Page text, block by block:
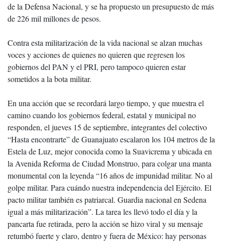
de la Defensa Nacional, y se ha propuesto un presupuesto de más
de 226 mil millones de pesos.
Contra esta militarización de la vida nacional se alzan muchas
voces y acciones de quienes no quieren que regresen los
gobiernos del PAN y el PRI, pero tampoco quieren estar
sometidos a la bota militar.
En una acción que se recordará largo tiempo, y que muestra el
camino cuando los gobiernos federal, estatal y municipal no
responden, el jueves 15 de septiembre, integrantes del colectivo
“Hasta encontrarte” de Guanajuato escalaron los 104 metros de la
Estela de Luz, mejor conocida como la Suavicrema y ubicada en
la Avenida Reforma de Ciudad Monstruo, para colgar una manta
monumental con la leyenda “16 años de impunidad militar. No al
golpe militar. Para cuándo nuestra independencia del Ejército. El
pacto militar también es patriarcal. Guardia nacional en Sedena
igual a más militarización”. La tarea les llevó todo el día y la
pancarta fue retirada, pero la acción se hizo viral y su mensaje
retumbó fuerte y claro, dentro y fuera de México: hay personas